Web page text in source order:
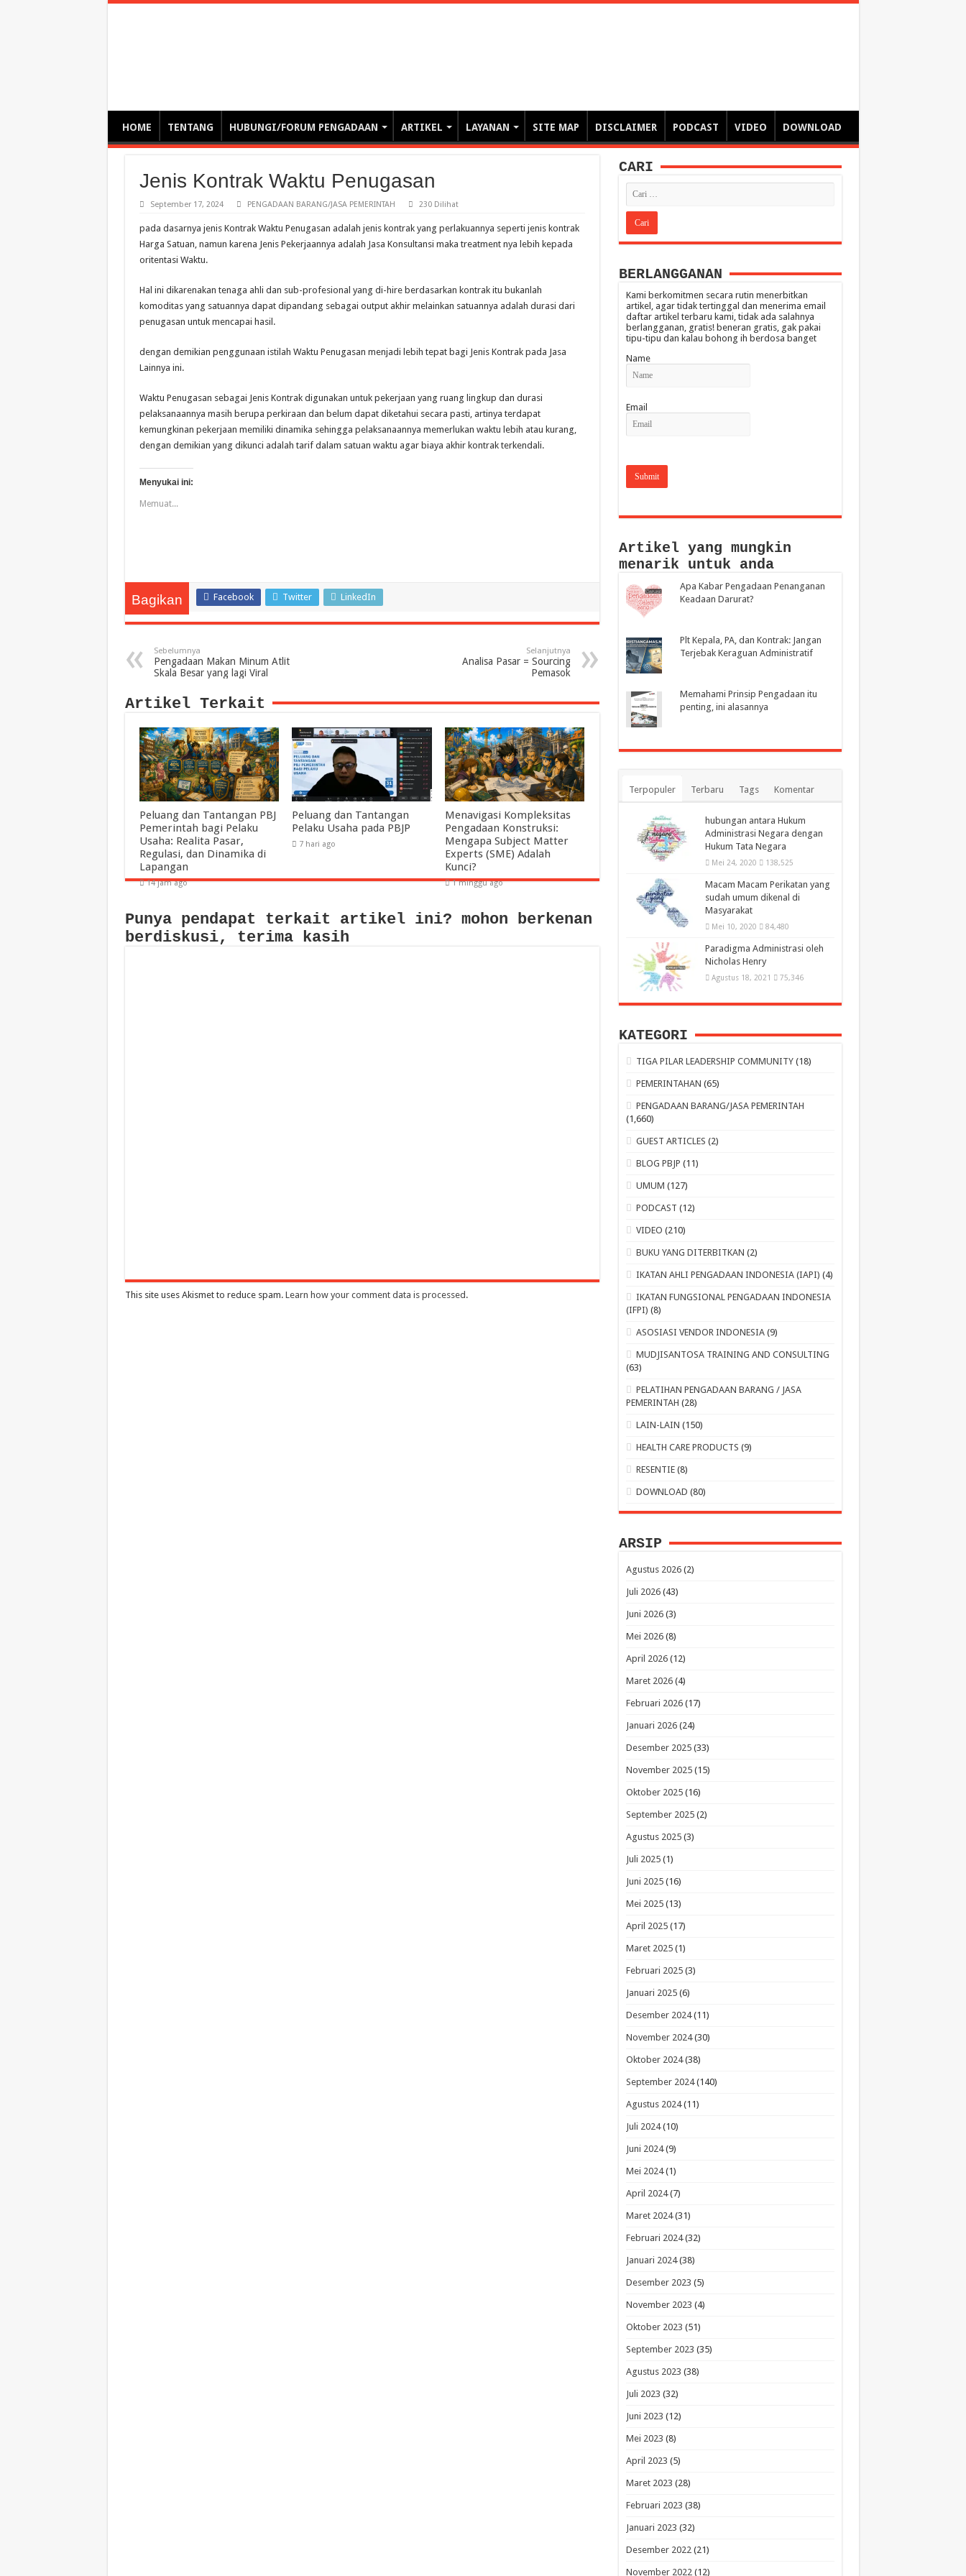
HOME TENTANG HUBUNGI/FORUM PENGADAAN ARTIKEL LAYANAN SITE MAP DISCLAIMER PODCAST VIDEO DOWNLOAD
Jenis Kontrak Waktu Penugasan
September 17, 2024 PENGADAAN BARANG/JASA PEMERINTAH 230 Dilihat
pada dasarnya jenis Kontrak Waktu Penugasan adalah jenis kontrak yang perlakuannya seperti jenis kontrak
Harga Satuan, namun karena Jenis Pekerjaannya adalah Jasa Konsultansi maka treatment nya lebih kepada
oritentasi Waktu.
Hal ini dikarenakan tenaga ahli dan sub-profesional yang di-hire berdasarkan kontrak itu bukanlah
komoditas yang satuannya dapat dipandang sebagai output akhir melainkan satuannya adalah durasi dari
penugasan untuk mencapai hasil.
dengan demikian penggunaan istilah Waktu Penugasan menjadi lebih tepat bagi Jenis Kontrak pada Jasa
Lainnya ini.
Waktu Penugasan sebagai Jenis Kontrak digunakan untuk pekerjaan yang ruang lingkup dan durasi
pelaksanaannya masih berupa perkiraan dan belum dapat diketahui secara pasti, artinya terdapat
kemungkinan pekerjaan memiliki dinamika sehingga pelaksanaannya memerlukan waktu lebih atau kurang,
dengan demikian yang dikunci adalah tarif dalam satuan waktu agar biaya akhir kontrak terkendali.
Menyukai ini:
Memuat...
Bagikan Facebook Twitter LinkedIn
Sebelumnya
Pengadaan Makan Minum Atlit
Skala Besar yang lagi Viral
Selanjutnya
Analisa Pasar = Sourcing
Pemasok
Artikel Terkait
Peluang dan Tantangan PBJ
Pemerintah bagi Pelaku
Usaha: Realita Pasar,
Regulasi, dan Dinamika di
Lapangan
14 jam ago
Peluang dan Tantangan
Pelaku Usaha pada PBJP
7 hari ago
Menavigasi Kompleksitas
Pengadaan Konstruksi:
Mengapa Subject Matter
Experts (SME) Adalah
Kunci?
1 minggu ago
Punya pendapat terkait artikel ini? mohon berkenan
berdiskusi, terima kasih
This site uses Akismet to reduce spam. Learn how your comment data is processed .
CARI
BERLANGGANAN
Kami berkomitmen secara rutin menerbitkan
artikel, agar tidak tertinggal dan menerima email
daftar artikel terbaru kami, tidak ada salahnya
berlangganan, gratis! beneran gratis, gak pakai
tipu-tipu dan kalau bohong ih berdosa banget
Name
Email
Artikel yang mungkin
menarik untuk anda
Apa Kabar Pengadaan Penanganan
Keadaan Darurat?
Plt Kepala, PA, dan Kontrak: Jangan
Terjebak Keraguan Administratif
Memahami Prinsip Pengadaan itu
penting, ini alasannya
Terpopuler Terbaru Tags Komentar
hubungan antara Hukum
Administrasi Negara dengan
Hukum Tata Negara
Mei 24, 2020 138,525
Macam Macam Perikatan yang
sudah umum dikenal di
Masyarakat
Mei 10, 2020 84,480
Paradigma Administrasi oleh
Nicholas Henry
Agustus 18, 2021 75,346
KATEGORI
TIGA PILAR LEADERSHIP COMMUNITY (18)
PEMERINTAHAN (65)
PENGADAAN BARANG/JASA PEMERINTAH
(1,660)
GUEST ARTICLES (2)
BLOG PBJP (11)
UMUM (127)
PODCAST (12)
VIDEO (210)
BUKU YANG DITERBITKAN (2)
IKATAN AHLI PENGADAAN INDONESIA (IAPI) (4)
IKATAN FUNGSIONAL PENGADAAN INDONESIA
(IFPI) (8)
ASOSIASI VENDOR INDONESIA (9)
MUDJISANTOSA TRAINING AND CONSULTING
(63)
PELATIHAN PENGADAAN BARANG / JASA
PEMERINTAH (28)
LAIN-LAIN (150)
HEALTH CARE PRODUCTS (9)
RESENTIE (8)
DOWNLOAD (80)
ARSIP
Agustus 2026(2)
Juli 2026(43)
Juni 2026(3)
Mei 2026(8)
April 2026(12)
Maret 2026(4)
Februari 2026(17)
Januari 2026(24)
Desember 2025(33)
November 2025(15)
Oktober 2025(16)
September 2025(2)
Agustus 2025(3)
Juli 2025(1)
Juni 2025(16)
Mei 2025(13)
April 2025(17)
Maret 2025(1)
Februari 2025(3)
Januari 2025(6)
Desember 2024(11)
November 2024(30)
Oktober 2024(38)
September 2024(140)
Agustus 2024(11)
Juli 2024(10)
Juni 2024(9)
Mei 2024(1)
April 2024(7)
Maret 2024(31)
Februari 2024(32)
Januari 2024(38)
Desember 2023 (5)
November 2023 (4)
Oktober 2023 (51)
September 2023 (35)
Agustus 2023 (38)
Juli 2023 (32)
Juni 2023 (12)
Mei 2023 (8)
April 2023 (5)
Maret 2023 (28)
Februari 2023 (38)
Januari 2023 (32)
Desember 2022(21)
November 2022(12)